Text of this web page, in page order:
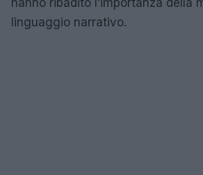
linguaggio narrativo.